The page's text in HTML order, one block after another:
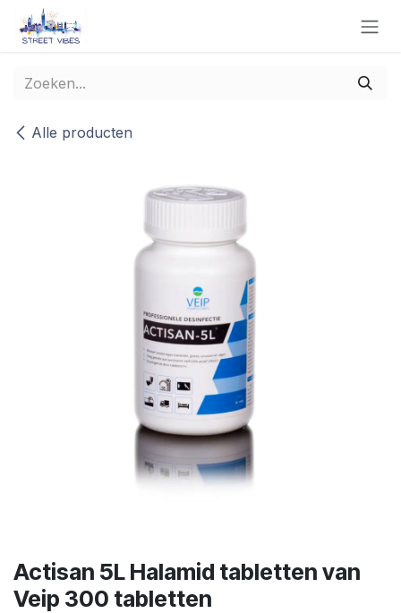
Overslaan naar inhoud
Alle producten
Actisan 5L Halamid tabletten van
Veip 300 tabletten